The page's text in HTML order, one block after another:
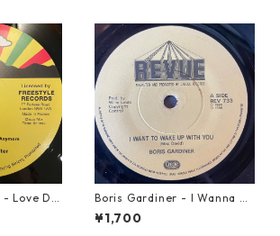
Love Do
【12-
Boris Gardiner - I Wanna W
ake Up With You【7-2192
4】
¥1,700